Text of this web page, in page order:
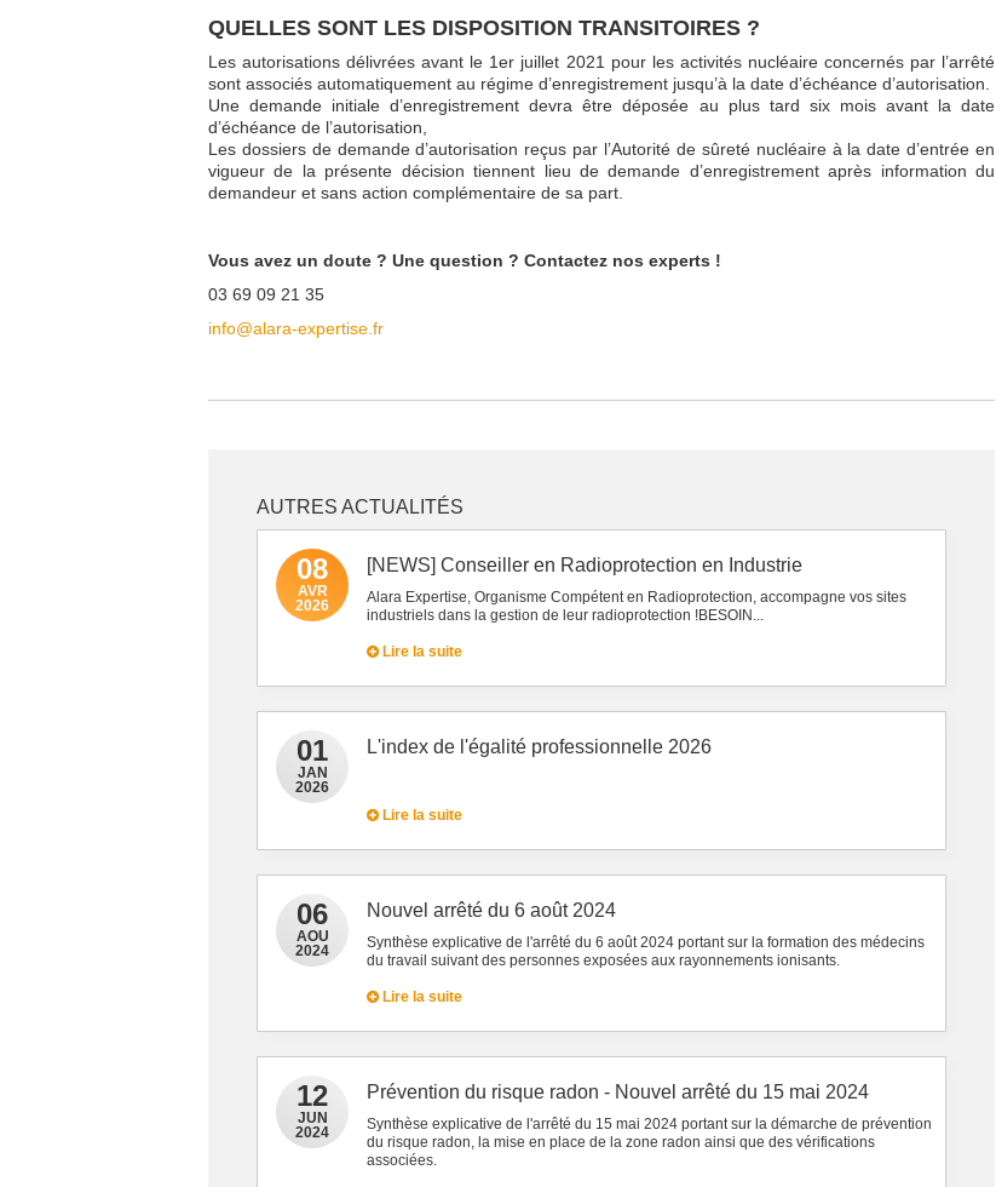
QUELLES SONT LES DISPOSITION TRANSITOIRES ?
Les autorisations délivrées avant le 1er juillet 2021 pour les activités nucléaire concernés par l’arrêté
sont associés automatiquement au régime d’enregistrement jusqu’à la date d’échéance d’autorisation.
Une demande initiale d’enregistrement devra être déposée au plus tard six mois avant la date
d’échéance de l’autorisation,
Les dossiers de demande d’autorisation reçus par l’Autorité de sûreté nucléaire à la date d’entrée en
vigueur de la présente décision tiennent lieu de demande d’enregistrement après information du
demandeur et sans action complémentaire de sa part.
Vous avez un doute ? Une question ? Contactez nos experts !
03 69 09 21 35
info@alara-expertise.fr
AUTRES ACTUALITÉS
08
AVR
2026
[NEWS] Conseiller en Radioprotection en Industrie
Alara Expertise, Organisme Compétent en Radioprotection, accompagne vos sites
industriels dans la gestion de leur radioprotection !BESOIN...
Lire la suite
01
JAN
2026
L'index de l'égalité professionnelle 2026
Lire la suite
06
AOU
2024
Nouvel arrêté du 6 août 2024
Synthèse explicative de l'arrêté du 6 août 2024 portant sur la formation des médecins
du travail suivant des personnes exposées aux rayonnements ionisants.
Lire la suite
12
JUN
2024
Prévention du risque radon - Nouvel arrêté du 15 mai 2024
Synthèse explicative de l'arrêté du 15 mai 2024 portant sur la démarche de prévention
du risque radon, la mise en place de la zone radon ainsi que des vérifications
associées.